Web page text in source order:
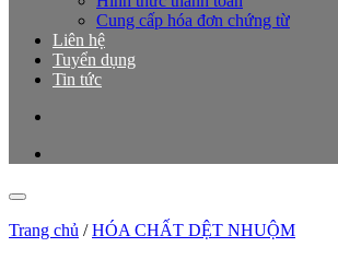
Cung cấp hóa đơn chứng từ
Liên hệ
Tuyển dụng
Tin tức
Trang chủ / HÓA CHẤT DỆT NHUỘM